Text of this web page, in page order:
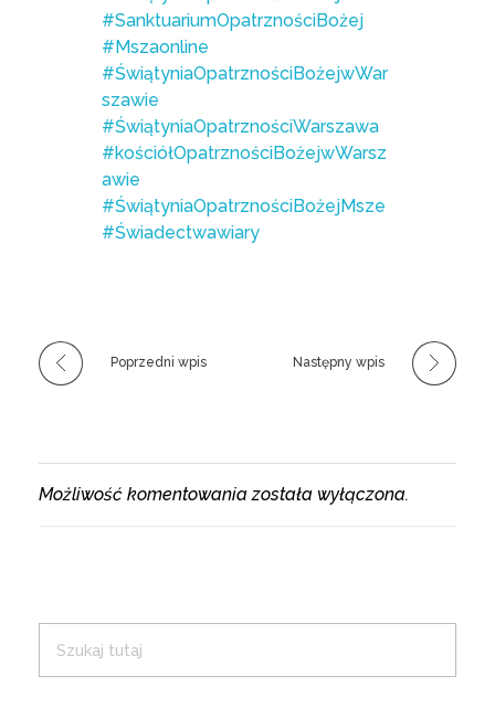
#SanktuariumOpatrznościBożej
#Mszaonline
#ŚwiątyniaOpatrznościBożejwWar
szawie
#ŚwiątyniaOpatrznościWarszawa
#kościółOpatrznościBożejwWarsz
awie
#ŚwiątyniaOpatrznościBożejMsze
#Świadectwawiary
Poprzedni wpis Następny wpis
Możliwość komentowania została wyłączona.